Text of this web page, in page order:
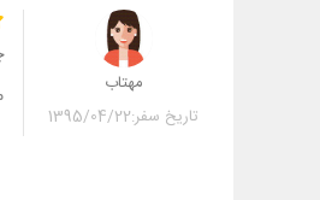
مهتاب
تاریخ سفر:1395/04/22